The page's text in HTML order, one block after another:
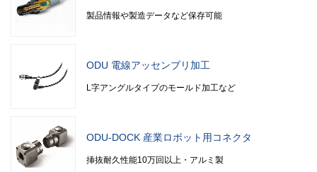
製品情報や製造データなど保存可能
ODU 電線アッセンブリ加工
L字アングルタイプのモールド加工など
ODU-DOCK 産業ロボット用コネクタ
挿抜耐久性能10万回以上・アルミ製